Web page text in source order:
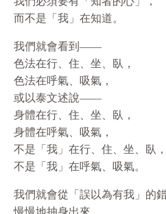
而不是「我」在知道。
我們就會看到——
色法在行、住、坐、臥，
色法在呼氣、吸氣，
或以泰文述說——
身體在行、住、坐、臥，
身體在呼氣、吸氣，
不是「我」在行、住、坐、臥，
不是「我」在呼氣、吸氣。
我們就會從「誤以為有我」的
慢慢地抽身出來，